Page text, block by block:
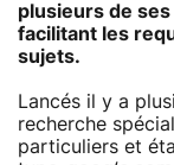
plusieurs de
facilitant les
sujets.
Lancés il y a
recherche
particuliers et